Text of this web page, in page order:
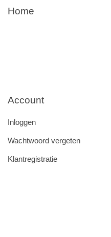
Home
Account
Inloggen
Wachtwoord vergeten
Klantregistratie